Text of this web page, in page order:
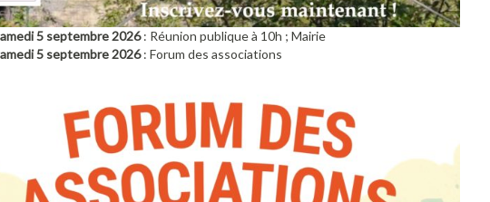
5 septembre 2026: Réunion publique à 10h ; Mairie
5 septembre 2026: Forum des associations